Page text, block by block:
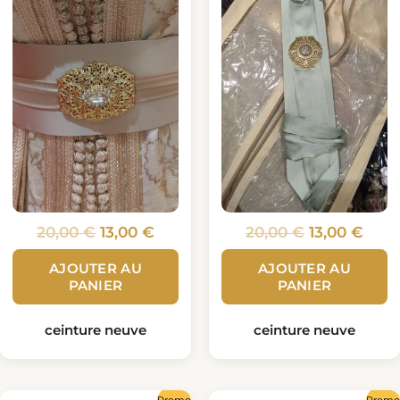
20,00€ 13,00 €
AJOUTER AU
PANIER
ceinture neuve
20,00€ 13,00 €
AJOUTER AU
PANIER
ceinture neuve